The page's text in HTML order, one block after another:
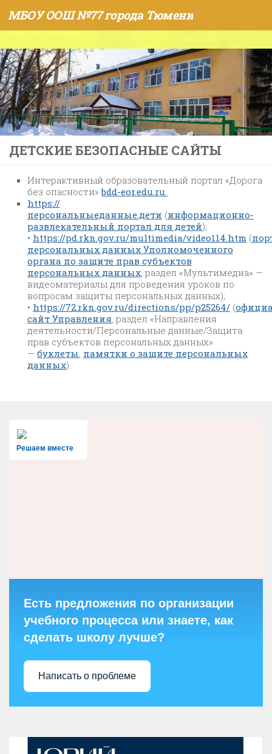
Skip to content
МБОУ ООШ №77 города Тюмени
ДЕТСКИЕ БЕЗОПАСНЫЕ САЙТЫ
Интерактивный образовательный портал «Дорога
без опасности»bdd-eor.edu.ru
https://
персональныеданные.дети (информационно-
развлекательный портал для детей);
• https://pd.rkn.gov.ru/multimedia/video114.htm (
персональных данных Уполномоченного
органа по защите прав субъектов
персональных данных , раздел «Мультимедиа» —
видеоматериалы для проведения уроков по
вопросам защиты персональных данных);
• https://72.rkn.gov.ru/directions/pp/p25264/ (
сайт Управления , раздел «Направления
деятельности/Персональные данные/Защита
прав субъектов персональных данных»
— буклеты памятки о защите персональных
данных).
Решаем вместе
Есть предложения по организации
учебного процесса или знаете, как
сделать школу лучше?
Написать о проблеме